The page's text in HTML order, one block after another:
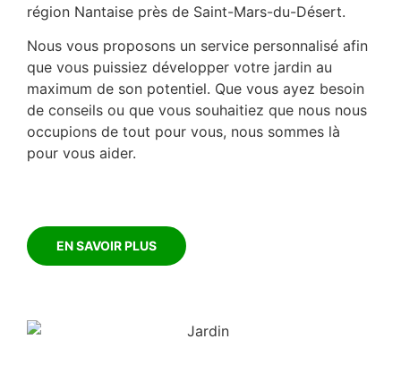
région Nantaise près de Saint-Mars-du-Désert.
Nous vous proposons un service personnalisé afin
que vous puissiez développer votre jardin au
maximum de son potentiel. Que vous ayez besoin
de conseils ou que vous souhaitiez que nous nous
occupions de tout pour vous, nous sommes là
pour vous aider.
EN SAVOIR PLUS